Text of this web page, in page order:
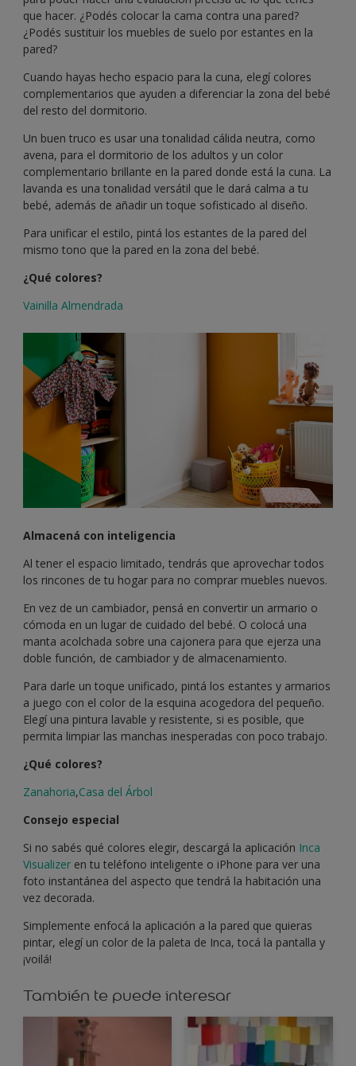
que hacer. ¿Podés colocar la cama contra una pared?
¿Podés sustituir los muebles de suelo por estantes en la
pared?
Cuando hayas hecho espacio para la cuna, elegí colores
complementarios que ayuden a diferenciar la zona del bebé
del resto del dormitorio.
Un buen truco es usar una tonalidad cálida neutra, como
avena, para el dormitorio de los adultos y un color
complementario brillante en la pared donde está la cuna. La
lavanda es una tonalidad versátil que le dará calma a tu
bebé, además de añadir un toque sofisticado al diseño.
Para unificar el estilo, pintá los estantes de la pared del
mismo tono que la pared en la zona del bebé.
¿Qué colores?
Vainilla Almendrada
Almacená con inteligencia
Al tener el espacio limitado, tendrás que aprovechar todos
los rincones de tu hogar para no comprar muebles nuevos.
En vez de un cambiador, pensá en convertir un armario o
cómoda en un lugar de cuidado del bebé. O colocá una
manta acolchada sobre una cajonera para que ejerza una
doble función, de cambiador y de almacenamiento.
Para darle un toque unificado, pintá los estantes y armarios
a juego con el color de la esquina acogedora del pequeño.
Elegí una pintura lavable y resistente, si es posible, que
permita limpiar las manchas inesperadas con poco trabajo.
¿Qué colores?
Zanahoria,Casa del Árbol
Consejo especial
Si no sabés qué colores elegir, descargá la aplicación Inca
Visualizer en tu teléfono inteligente o iPhone para ver una
foto instantánea del aspecto que tendrá la habitación una
vez decorada.
Simplemente enfocá la aplicación a la pared que quieras
pintar, elegí un color de la paleta de Inca, tocá la pantalla y
¡voilá!
También te puede interesar